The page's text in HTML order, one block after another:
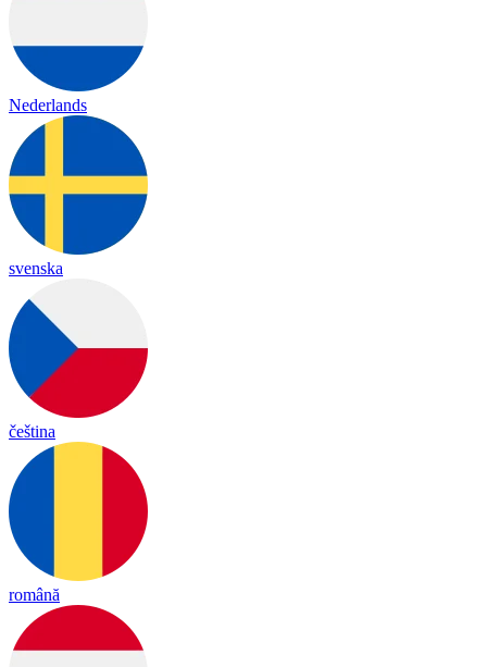
Nederlands
svenska
čeština
română